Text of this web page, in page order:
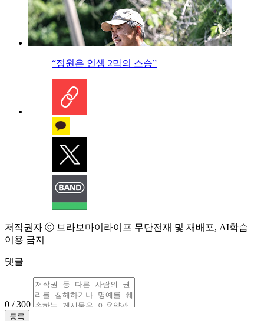
“정원은 인생 2막의 스승”
저작권자 ⓒ 브라보마이라이프 무단전재 및 재배포, AI학습
이용 금지
댓글
0 / 300